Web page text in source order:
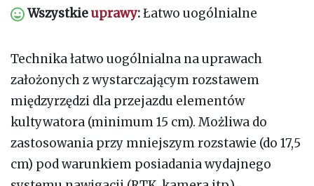
Wszystkieuprawy:Łatwo uogólnialne
Technika łatwo uogólnialna na uprawach
założonych z wystarczającym rozstawem
międzyrzędzi dla przejazdu elementów
kultywatora (minimum 15 cm). Możliwa do
zastosowania przy mniejszym rozstawie (do 17,5
cm) pod warunkiem posiadania wydajnego